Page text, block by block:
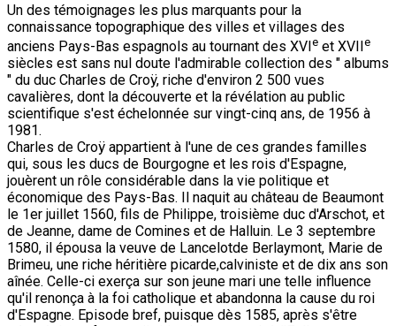
Un des témoignages les plus marquants pour la
connaissance topographique des villes et villages des
anciens Pays-Bas espagnols au tournant des XVIe et XVIIe
siècles est sans nul doute l'admirable collection des " albums
" du duc Charles de Croÿ, riche d'environ 2 500 vues
cavalières, dont la découverte et la révélation au public
scientifique s'est échelonnée sur vingt-cinq ans, de 1956 à
1981.
Charles de Croÿ appartient à l'une de ces grandes familles
qui, sous les ducs de Bourgogne et les rois d'Espagne,
jouèrent un rôle considérable dans la vie politique et
économique des Pays-Bas. Il naquit au château de Beaumont
le 1er juillet 1560, fils de Philippe, troisième duc d'Arschot, et
de Jeanne, dame de Comines et de Halluin. Le 3 septembre
1580, il épousa la veuve de Lancelotde Berlaymont, Marie de
Brimeu, une riche héritière picarde,calviniste et de dix ans son
aînée. Celle-ci exerça sur son jeune mari une telle influence
qu'il renonça à la foi catholique et abandonna la cause du roi
d'Espagne. Episode bref, puisque dès 1585, après s'être